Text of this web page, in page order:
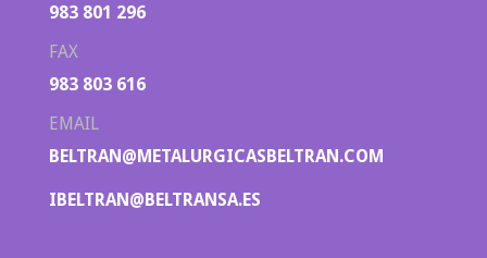
983 801 296
FAX
983 803 616
EMAIL
BELTRAN@METALURGICASBELTRAN.COM
IBELTRAN@BELTRANSA.ES